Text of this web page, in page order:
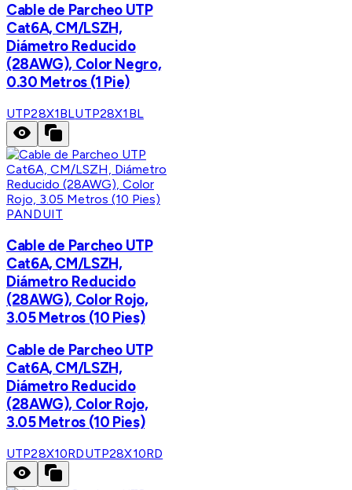
Cable de Parcheo UTP
Cat6A, CM/LSZH,
Diámetro Reducido
(28AWG), Color Negro,
0.30 Metros (1 Pie)
UTP28X1BLUTP28X1BL
PANDUIT
Cable de Parcheo UTP
Cat6A, CM/LSZH,
Diámetro Reducido
(28AWG), Color Rojo,
3.05 Metros (10 Pies)
Cable de Parcheo UTP
Cat6A, CM/LSZH,
Diámetro Reducido
(28AWG), Color Rojo,
3.05 Metros (10 Pies)
UTP28X10RDUTP28X10RD